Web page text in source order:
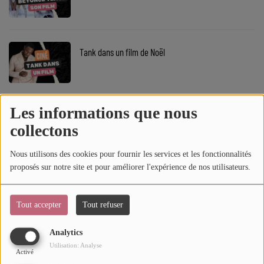
Les informations que nous
collectons
Nous utilisons des cookies pour fournir les services et les fonctionnalités
proposés sur notre site et pour améliorer l'expérience de nos utilisateurs.
Tout accepter Tout refuser
Analytics
Activé
Utilisation: Analyse
SOUL ADDICT PLAY
Flash News
5 bonnes raisons
Dans la Street
C quoi ton Actu ?
Mic 2 Rue
Première Fois
URBAN CULTURE
Sport
Tank dans un film de Noël
Le concert de Beyoncé au cinéma
SCH débarque au cinéma
Le trailer de Banlieusards 2 sur Netflix